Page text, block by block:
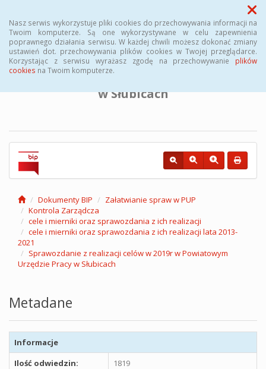
Nasz serwis wykorzystuje pliki cookies do przechowywania informacji na
Twoim komputerze. Są one wykorzystywane w celu zapewnienia
poprawnego działania serwisu. W każdej chwili możesz dokonać zmiany
ustawień dot. przechowywania plików cookies w Twojej przeglądarce.
Korzystając z serwisu wyrażasz zgodę na przechowywanie plików
cookies na Twoim komputerze.
Menu
BIULETYN INFORMACJI PUBLICZNEJ
Powiatowego Urzędu Pracy
w Słubicach
Dokumenty BIP
Załatwianie spraw w PUP
Kontrola Zarządcza
cele i mierniki oraz sprawozdania z ich realizacji
cele i mierniki oraz sprawozdania z ich realizacji lata 2013-
2021
Sprawozdanie z realizacji celów w 2019r w Powiatowym
Urzędzie Pracy w Słubicach
Metadane
Informacje
Ilość odwiedzin:
1819